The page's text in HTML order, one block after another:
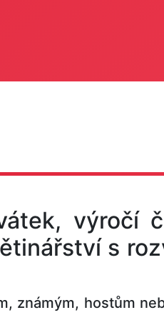
výročí
s
známým, hostům